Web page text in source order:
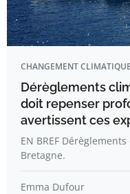
CHANGEMENT CLIMATIQUE
Dérèglements
doit repenser
avertissent ces
EN BREF
Bretagne.
Emma Dufour